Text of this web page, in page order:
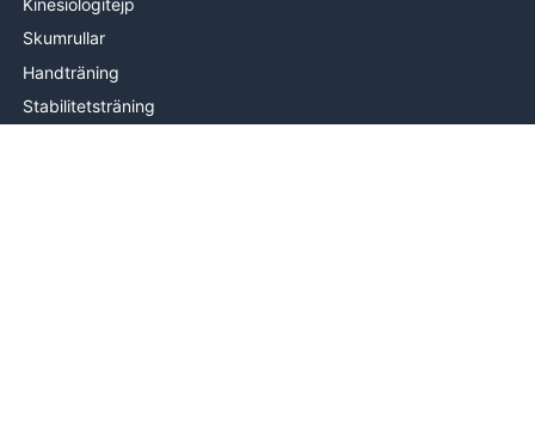
Skumrullar
Handträning
Stabilitetsträning